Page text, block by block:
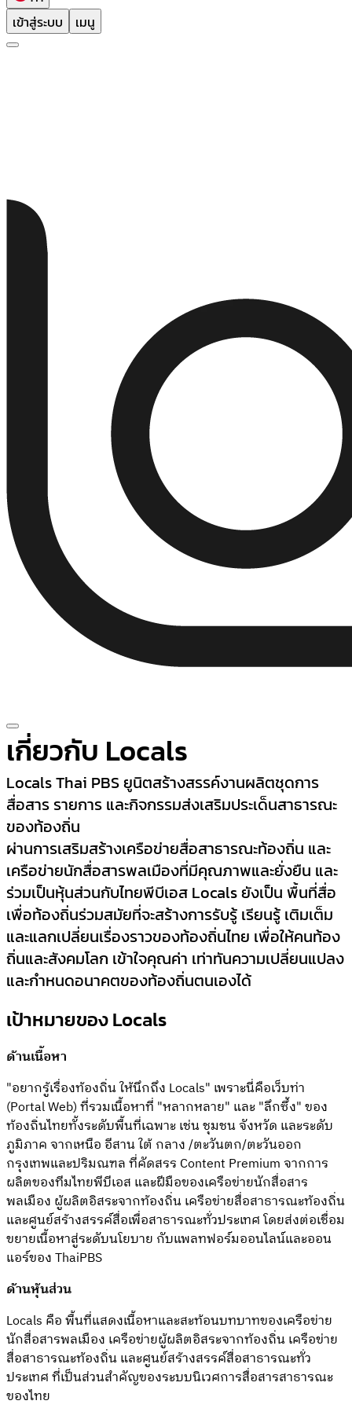
เข้าสู่ระบบ
เมนู
เกี่ยวกับ Locals
Locals Thai PBS ยูนิตสร้างสรรค์งานผลิตชุดการ
สื่อสาร รายการ และกิจกรรมส่งเสริมประเด็นสาธารณะ
ของท้องถิ่น
ผ่านการเสริมสร้างเครือข่ายสื่อสาธารณะท้องถิ่น และ
เครือข่ายนักสื่อสารพลเมืองที่มีคุณภาพและยั่งยืน และ
ร่วมเป็นหุ้นส่วนกับไทยพีบีเอส Locals ยังเป็น พื้นที่สื่อ
เพื่อท้องถิ่นร่วมสมัยที่จะสร้างการรับรู้ เรียนรู้ เติมเต็ม
และแลกเปลี่ยนเรื่องราวของท้องถิ่นไทย เพื่อให้คนท้อง
ถิ่นและสังคมโลก เข้าใจคุณค่า เท่าทันความเปลี่ยนแปลง
และกำหนดอนาคตของท้องถิ่นตนเองได้
เป้าหมายของ Locals
ด้านเนื้อหา
"อยากรู้เรื่องท้องถิ่น ให้นึกถึง Locals" เพราะนี่คือเว็บท่า
(Portal Web) ที่รวมเนื้อหาที่ "หลากหลาย" และ "ลึกซึ้ง" ของ
ท้องถิ่นไทยทั้งระดับพื้นที่เฉพาะ เช่น ชุมชน จังหวัด และระดับ
ภูมิภาค จากเหนือ อีสาน ใต้ กลาง /ตะวันตก/ตะวันออก
กรุงเทพและปริมณฑล ที่คัดสรร Content Premium จากการ
ผลิตของทีมไทยพีบีเอส และฝีมือของเครือข่ายนักสื่อสาร
พลเมือง ผู้ผลิตอิสระจากท้องถิ่น เครือข่ายสื่อสาธารณะท้องถิ่น
และศูนย์สร้างสรรค์สื่อเพื่อสาธารณะทั่วประเทศ โดยส่งต่อเชื่อม
ขยายเนื้อหาสู่ระดับนโยบาย กับแพลทฟอร์มออนไลน์และออน
แอร์ของ ThaiPBS
ด้านหุ้นส่วน
Locals คือ พื้นที่แสดงเนื้อหาและสะท้อนบทบาทของเครือข่าย
นักสื่อสารพลเมือง เครือข่ายผู้ผลิตอิสระจากท้องถิ่น เครือข่าย
สื่อสาธารณะท้องถิ่น และศูนย์สร้างสรรค์สื่อสาธารณะทั่ว
ประเทศ ที่เป็นส่วนสำคัญของระบบนิเวศการสื่อสารสาธารณะ
ของไทย